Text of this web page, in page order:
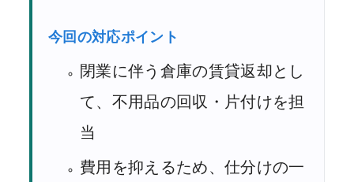
今回の対応ポイント
閉業に伴う倉庫の賃貸返却とし
て、不用品の回収・片付けを担
当
費用を抑えるため、仕分けの一